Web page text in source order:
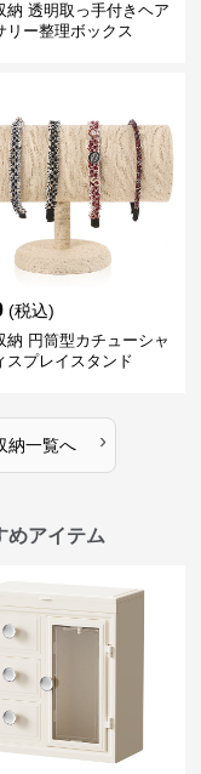
納 透明取っ手付きヘア
リー整理ボックス
(税込)
納 円筒型カチューシャ
スプレイスタンド
納一覧へ ›
めアイテム